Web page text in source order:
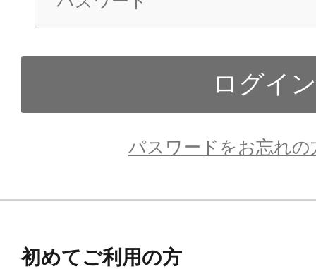
パスワードをお忘れの
初めてご利用の方